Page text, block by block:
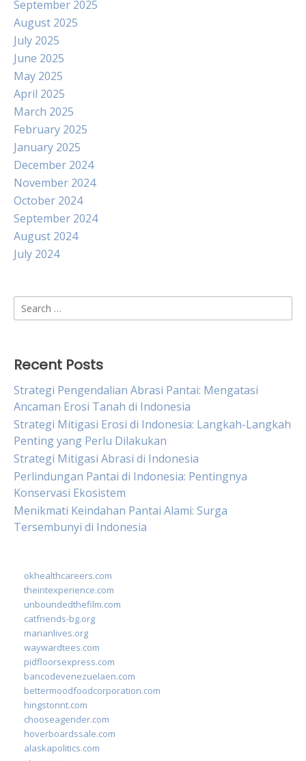
September 2025
August 2025
July 2025
June 2025
May 2025
April 2025
March 2025
February 2025
January 2025
December 2024
November 2024
October 2024
September 2024
August 2024
July 2024
Search
for:
Recent Posts
Strategi Pengendalian Abrasi Pantai: Mengatasi
Ancaman Erosi Tanah di Indonesia
Strategi Mitigasi Erosi di Indonesia: Langkah-Langkah
Penting yang Perlu Dilakukan
Strategi Mitigasi Abrasi di Indonesia
Perlindungan Pantai di Indonesia: Pentingnya
Konservasi Ekosistem
Menikmati Keindahan Pantai Alami: Surga
Tersembunyi di Indonesia
okhealthcareers.com
theintexperience.com
unboundedthefilm.com
catfriends-bg.org
marianlives.org
waywardtees.com
pidfloorsexpress.com
bancodevenezuelaen.com
bettermoodfoodcorporation.com
hingstonnt.com
chooseagender.com
hoverboardssale.com
alaskapolitics.com